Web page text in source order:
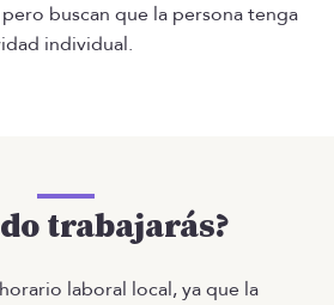
buscan que la persona tenga
individual.
trabajarás?
laboral local, ya que la